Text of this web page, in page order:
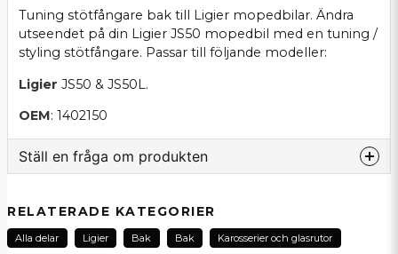
Tuning stötfångare bak till Ligier mopedbilar. Ändra
utseendet på din Ligier JS50 mopedbil med en tuning /
styling stötfångare. Passar till följande modeller:
Ligier JS50 & JS50L.
OEM: 1402150
Ställ en fråga om produkten
Fråga oss om denna produkt...
RELATERADE KATEGORIER
Alla delar Ligier Bak Bak Karosserier och glasrutor